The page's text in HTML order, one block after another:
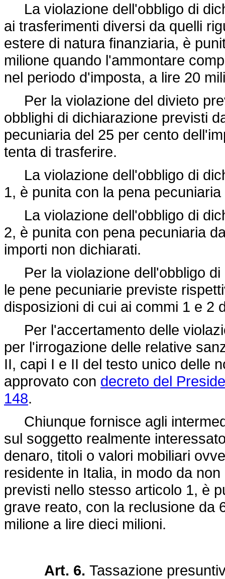
La violazione dell'obbligo di
ai trasferimenti diversi da quelli
estere di natura finanziaria, è
milione quando l'ammontare
nel periodo d'imposta, a lire 20
Per la violazione del divieto
obblighi di dichiarazione previsti
pecuniaria del 25 per cento
tenta di trasferire.
La violazione dell'obbligo di
1, è punita con la pena
La violazione dell'obbligo di
2, è punita con pena pecuniaria
importi non dichiarati.
Per la violazione dell'obbligo di
le pene pecuniarie previste
disposizioni di cui ai commi 1 e 2
Per l'accertamento delle
per l'irrogazione delle relative
II, capi I e II del testo unico delle
approvato con decreto del
148.
Chiunque fornisce agli
sul soggetto realmente
denaro, titoli o valori mobiliari
residente in Italia, in modo da
previsti nello stesso articolo 1, è
grave reato, con la reclusione da
milione a lire dieci milioni.
Art. 6. Tassazione